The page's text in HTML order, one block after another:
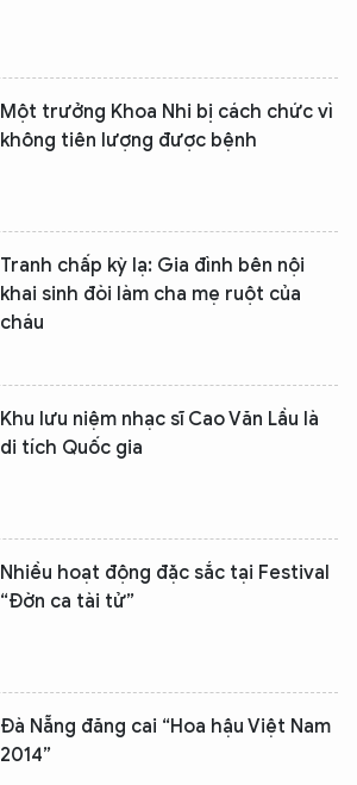
Một trưởng Khoa Nhi bị cách chức vì
không tiên lượng được bệnh
Tranh chấp kỳ lạ: Gia đình bên nội
khai sinh đòi làm cha mẹ ruột của
cháu
Khu lưu niệm nhạc sĩ Cao Văn Lầu là
di tích Quốc gia
Nhiều hoạt động đặc sắc tại Festival
“Đờn ca tài tử”
Đà Nẵng đăng cai “Hoa hậu Việt Nam
2014”